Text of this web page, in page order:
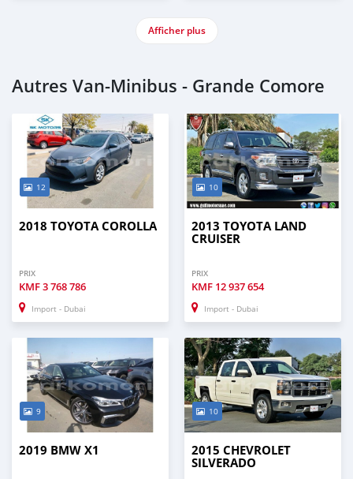
Afficher plus
Autres Van‒Minibus - Grande Comore
12
2018 TOYOTA COROLLA
PRIX
KMF3 768 786
Import - Dubai
10
2013 TOYOTA LAND
CRUISER
PRIX
KMF 12 937 654
Import - Dubai
9
2019 BMW X1
10
2015 CHEVROLET
SILVERADO